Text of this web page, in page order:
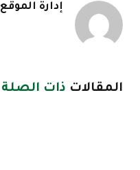
إدارة الموقع
المقالات ذات الصلة